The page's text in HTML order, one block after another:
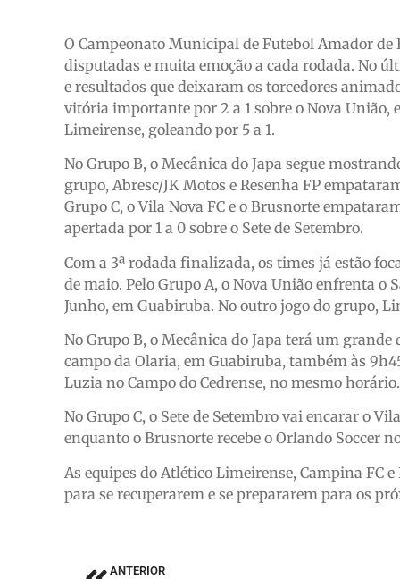
O Campeonato Municipal de Futebol Amador
disputadas e muita emoção a cada rodada. No
e resultados que deixaram os torcedores
vitória importante por 2 a 1 sobre o Nova União,
Limeirense, goleando por 5 a 1.
No Grupo B, o Mecânica do Japa segue
grupo, Abresc/JK Motos e Resenha FP
Grupo C, o Vila Nova FC e o Brusnorte
apertada por 1 a 0 sobre o Sete de Setembro.
Com a 3ª rodada finalizada, os times já estão
de maio. Pelo Grupo A, o Nova União enfrenta o
Junho, em Guabiruba. No outro jogo do grupo,
No Grupo B, o Mecânica do Japa terá um
campo da Olaria, em Guabiruba, também às
Luzia no Campo do Cedrense, no mesmo horário.
No Grupo C, o Sete de Setembro vai encarar o
enquanto o Brusnorte recebe o Orlando Soccer
As equipes do Atlético Limeirense, Campina FC
para se recuperarem e se prepararem para os
ANTERIOR